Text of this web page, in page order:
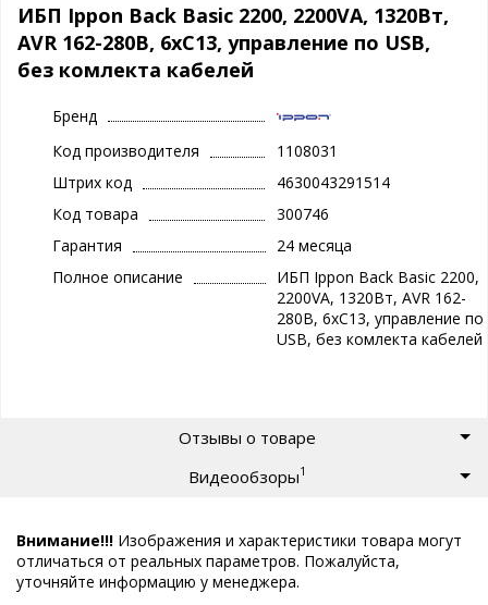
ИБП Ippon Back Basic 2200, 2200VA, 1320Вт,
AVR 162-280В, 6хС13, управление по USB,
без комлекта кабелей
Бренд
Код производителя
1108031
Штрих код
4630043291514
Код товара
300746
Гарантия
24 месяца
Полное описание
ИБП Ippon Back Basic 2200,
2200VA, 1320Вт, AVR 162-
280В, 6хС13, управление по
USB, без комлекта кабелей
Отзывы о товаре
Видеообзоры1
Внимание!!! Изображения и характеристики товара могут
отличаться от реальных параметров. Пожалуйста,
уточняйте информацию у менеджера.